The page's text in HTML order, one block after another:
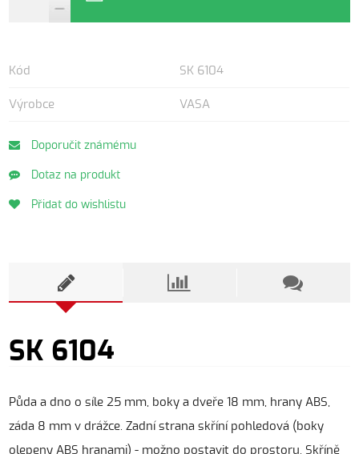
Kód SK 6104
Výrobce VASA
Doporučit známému
Dotaz na produkt
Přidat do wishlistu
SK 6104
Půda a dno o síle 25 mm, boky a dveře 18 mm, hrany ABS,
záda 8 mm v drážce. Zadní strana skříní pohledová (boky
olepeny ABS hranami) - možno postavit do prostoru. Skříně